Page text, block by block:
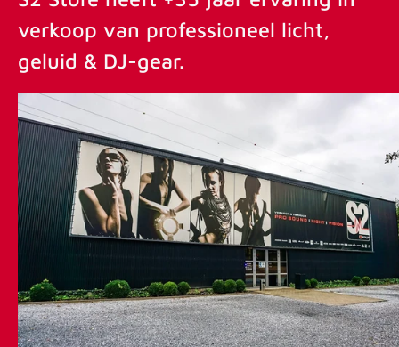
verkoop van professioneel licht,
geluid & DJ-gear.